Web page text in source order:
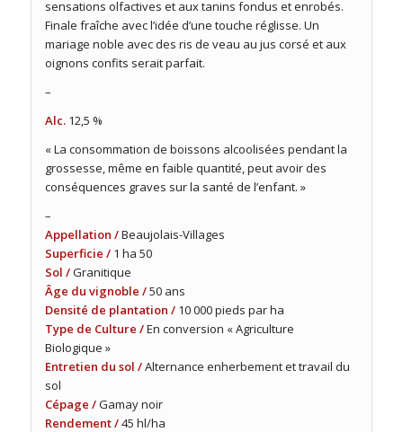
sensations olfactives et aux tanins fondus et enrobés.
Finale fraîche avec l’idée d’une touche réglisse. Un
mariage noble avec des ris de veau au jus corsé et aux
oignons confits serait parfait.
–
Alc. 12,5 %
« La consommation de boissons alcoolisées pendant la
grossesse, même en faible quantité, peut avoir des
conséquences graves sur la santé de l’enfant. »
–
Appellation /Beaujolais-Villages
Superficie /1 ha 50
Sol /Granitique
Âge du vignoble /50 ans
Densité de plantation /10 000 pieds par ha
Type de Culture /En conversion « Agriculture
Biologique »
Entretien du sol /Alternance enherbement et travail du
sol
Cépage /Gamay noir
Rendement /45 hl/ha